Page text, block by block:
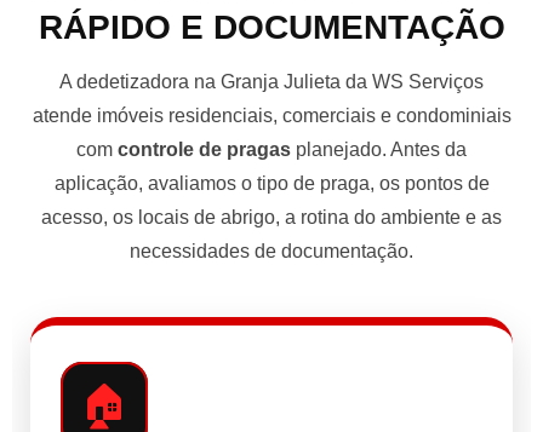
RÁPIDO E DOCUMENTAÇÃO
A dedetizadora na Granja Julieta da WS Serviços
atende imóveis residenciais, comerciais e condominiais
com controle de pragas planejado. Antes da
aplicação, avaliamos o tipo de praga, os pontos de
acesso, os locais de abrigo, a rotina do ambiente e as
necessidades de documentação.
🏠